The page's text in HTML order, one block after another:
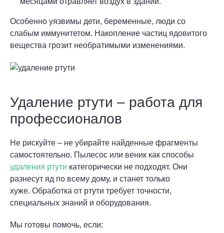
Особенно уязвимы дети, беременные, люди со
слабым иммунитетом. Накопление частиц ядовитого
вещества грозит необратимыми изменениями.
Удаление ртути – работа для
профессионалов
Не рискуйте – не убирайте найденные фрагменты
самостоятельно. Пылесос или веник как способы
удаления ртути категорически не подходят. Они
разнесут яд по всему дому, и станет только
хуже. Обработка от ртути требует точности,
специальных знаний и оборудования.
Мы готовы помочь, если: